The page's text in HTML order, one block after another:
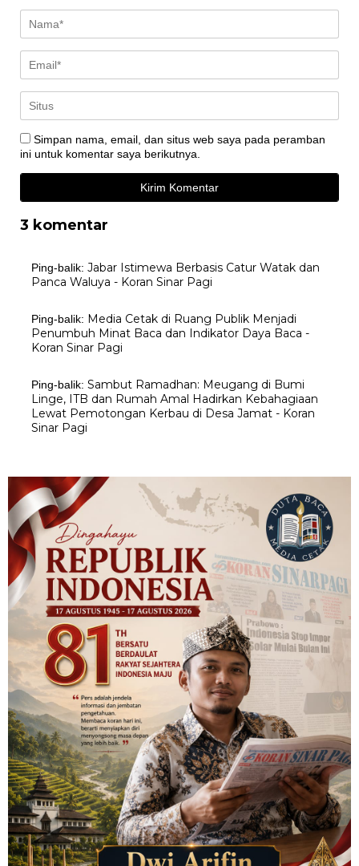
Simpan nama, email, dan situs web saya pada peramban
ini untuk komentar saya berikutnya.
3 komentar
Ping-balik: Jabar Istimewa Berbasis Catur Watak dan
Panca Waluya - Koran Sinar Pagi
Ping-balik: Media Cetak di Ruang Publik Menjadi
Penumbuh Minat Baca dan Indikator Daya Baca -
Koran Sinar Pagi
Ping-balik: Sambut Ramadhan: Meugang di Bumi
Linge, ITB dan Rumah Amal Hadirkan Kebahagiaan
Lewat Pemotongan Kerbau di Desa Jamat - Koran
Sinar Pagi